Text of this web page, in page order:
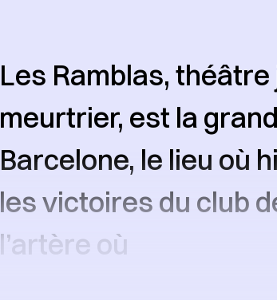
Les Ramblas,
meurtrier, est la
Barcelone, le lieu où
les victoires du club
l’artère où